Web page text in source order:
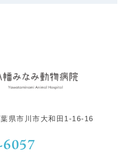
県市川市大和田1-16-16